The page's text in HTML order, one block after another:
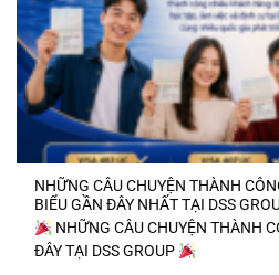
NHỮNG CÂU CHUYỆN THÀNH
BIỂU GẦN ĐÂY NHẤT TẠI DSS
NHỮNG CÂU CHUYỆN THÀNH
ĐÂY TẠI DSS GROUP